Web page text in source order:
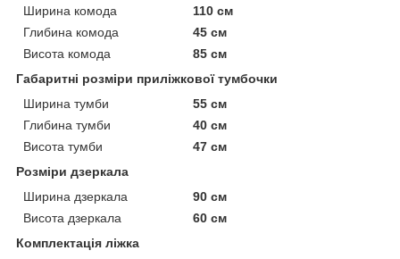
Ширина комода
110 см
Глибина комода
45 см
Висота комода
85 см
Габаритні розміри приліжкової тумбочки
Ширина тумби
55 см
Глибина тумби
40 см
Висота тумби
47 см
Розміри дзеркала
Ширина дзеркала
90 см
Висота дзеркала
60 см
Комплектація ліжка